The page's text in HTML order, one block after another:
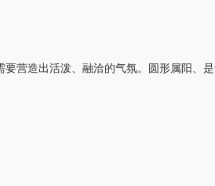
营造出活泼、融洽的气氛。圆形属阳、